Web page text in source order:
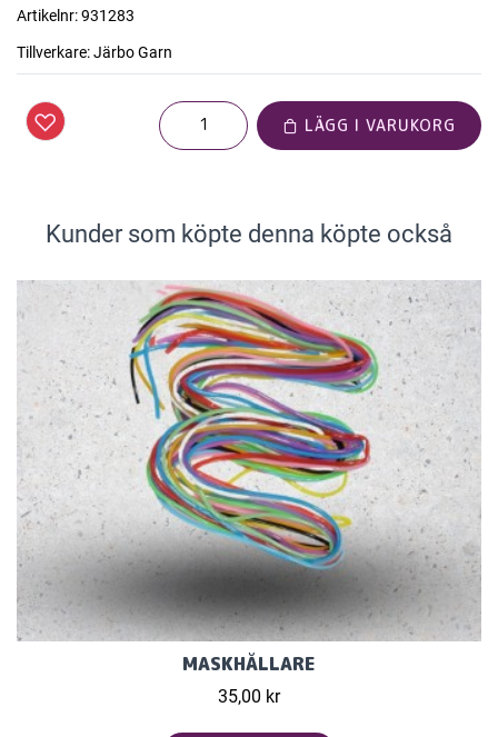
Artikelnr:931283
Tillverkare:Järbo Garn
LÄGG I VARUKORG
Kunder som köpte denna köpte också
MASKHÅLLARE
35,00 kr